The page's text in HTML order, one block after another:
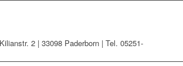
2 | 33098 Paderborn | Tel. 05251-